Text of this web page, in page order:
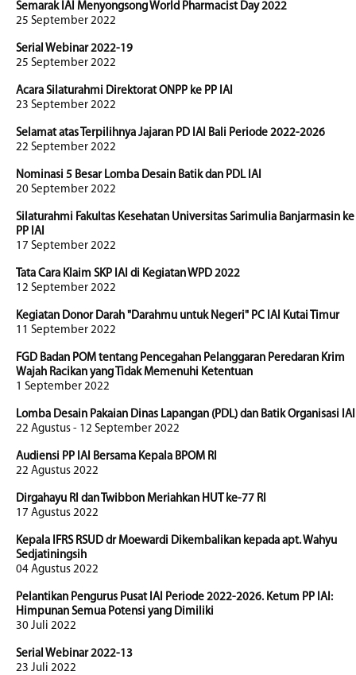
Semarak IAI Menyongsong World Pharmacist Day 2022
25 September 2022
Serial Webinar 2022-19
25 September 2022
Acara Silaturahmi Direktorat ONPP ke PP IAI
23 September 2022
Selamat atas Terpilihnya Jajaran PD IAI Bali Periode 2022-2026
22 September 2022
Nominasi 5 Besar Lomba Desain Batik dan PDL IAI
20 September 2022
Silaturahmi Fakultas Kesehatan Universitas Sarimulia Banjarmasin ke
PP IAI
17 September 2022
Tata Cara Klaim SKP IAI di Kegiatan WPD 2022
12 September 2022
Kegiatan Donor Darah "Darahmu untuk Negeri" PC IAI Kutai Timur
11 September 2022
FGD Badan POM tentang Pencegahan Pelanggaran Peredaran Krim
Wajah Racikan yang Tidak Memenuhi Ketentuan
1 September 2022
Lomba Desain Pakaian Dinas Lapangan (PDL) dan Batik Organisasi IAI
22 Agustus - 12 September 2022
Audiensi PP IAI Bersama Kepala BPOM RI
22 Agustus 2022
Dirgahayu RI dan Twibbon Meriahkan HUT ke-77 RI
17 Agustus 2022
Kepala IFRS RSUD dr Moewardi Dikembalikan kepada apt. Wahyu
Sedjatiningsih
04 Agustus 2022
Pelantikan Pengurus Pusat IAI Periode 2022-2026. Ketum PP IAI:
Himpunan Semua Potensi yang Dimiliki
30 Juli 2022
Serial Webinar 2022-13
23 Juli 2022